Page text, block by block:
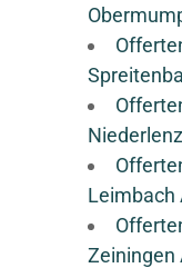
Leimbach
Zeiningen